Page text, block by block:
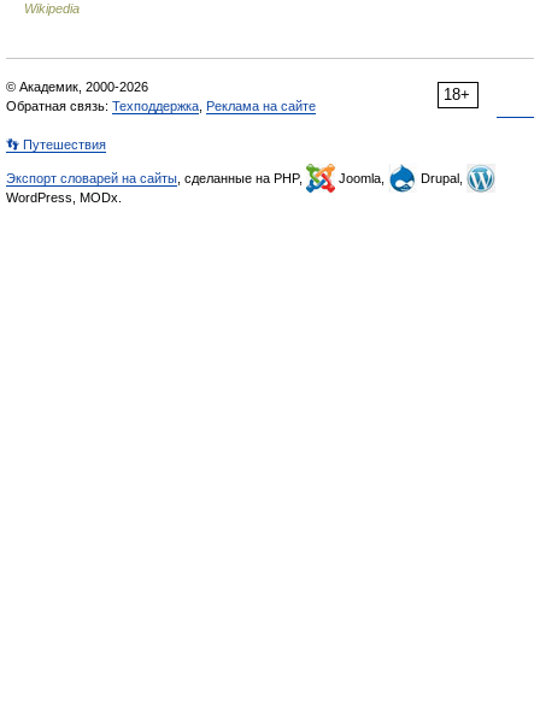
Wikipedia
18+
© Академик, 2000-2026
Обратная связь: Техподдержка Реклама на сайте
👣 Путешествия
Экспорт словарей на сайты , сделанные на PHP, Joomla,
Drupal,
WordPress, MODx.